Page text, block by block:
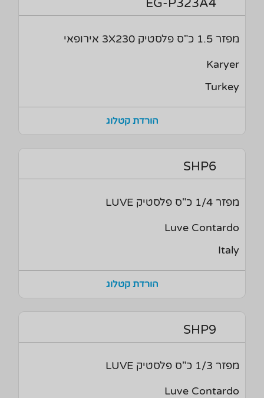
EG-P323A4
מפזר 1.5 כ"ס פלסטיק 3X230 אירופאי
Karyer
Turkey
הורדת קטלוג
SHP6
מפזר 1/4 כ"ס פלסטיק LUVE
Luve Contardo
Italy
הורדת קטלוג
SHP9
מפזר 1/3 כ"ס פלסטיק LUVE
Luve Contardo